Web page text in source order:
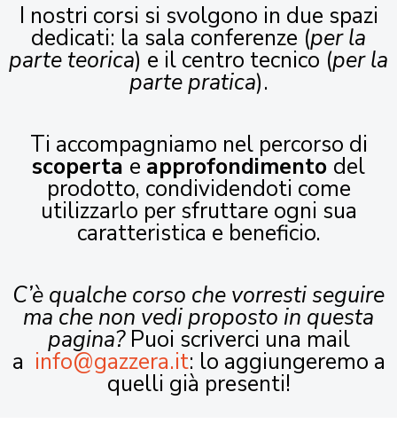
I nostri corsi si svolgono in due spazi
dedicati: la sala conferenze (per la
parte teorica) e il centro tecnico (per la
parte pratica).
Ti accompagniamo nel percorso di
scoperta e approfondimento del
prodotto, condividendoti come
utilizzarlo per sfruttare ogni sua
caratteristica e beneficio.
C’è qualche corso che vorresti seguire
ma che non vedi proposto in questa
pagina?Puoi scriverci una mail
a info@gazzera.it: lo aggiungeremo a
quelli già presenti!